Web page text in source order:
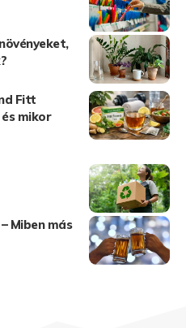
Fitt
mikor
Miben más